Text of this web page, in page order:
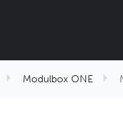
Modulbox ONE